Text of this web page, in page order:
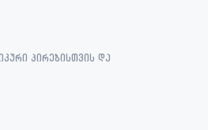
პირებისთვის და